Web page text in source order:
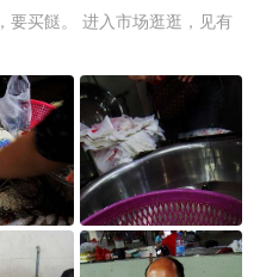
要买餸。 进入市场逛逛，见有